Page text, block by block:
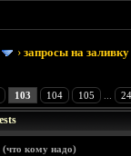
›запросы на
103 104 105
(что кому надо)